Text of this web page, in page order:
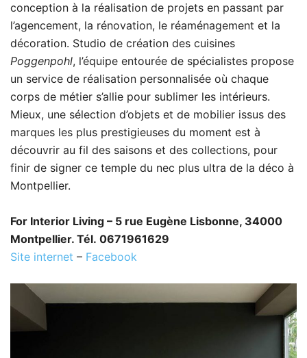
conception à la réalisation de projets en passant par
l’agencement, la rénovation, le réaménagement et la
décoration. Studio de création des cuisines
Poggenpohl, l’équipe entourée de spécialistes propose
un service de réalisation personnalisée où chaque
corps de métier s’allie pour sublimer les intérieurs.
Mieux, une sélection d’objets et de mobilier issus des
marques les plus prestigieuses du moment est à
découvrir au fil des saisons et des collections, pour
finir de signer ce temple du nec plus ultra de la déco à
Montpellier.
For Interior Living – 5 rue Eugène Lisbonne, 34000
Montpellier. Tél. 0671961629
Site internet – Facebook